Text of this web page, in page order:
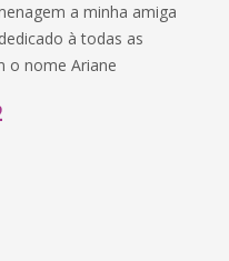
a minha amiga
à todas as
o nome Ariane